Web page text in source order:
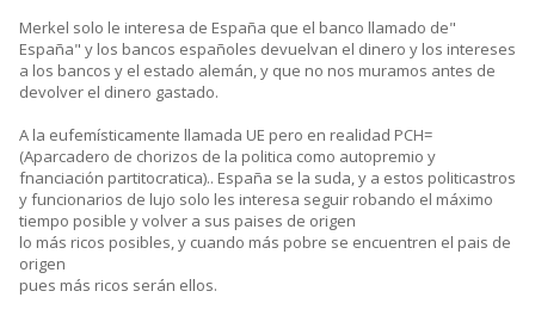
Merkel solo le interesa de España que el banco llamado de"
España" y los bancos españoles devuelvan el dinero y los intereses
a los bancos y el estado alemán, y que no nos muramos antes de
devolver el dinero gastado.
A la eufemísticamente llamada UE pero en realidad PCH=
(Aparcadero de chorizos de la politica como autopremio y
fnanciación partitocratica).. España se la suda, y a estos politicastros
y funcionarios de lujo solo les interesa seguir robando el máximo
tiempo posible y volver a sus paises de origen
lo más ricos posibles, y cuando más pobre se encuentren el pais de
origen
pues más ricos serán ellos.